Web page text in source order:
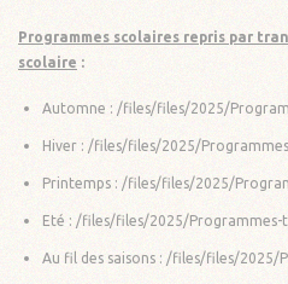
Programmes scolaires repris par
scolaire :
Automne : /files/files/2025/
Hiver : /files/files/2025/
Printemps : /files/files/2025/
Eté : /files/files/2025/Programmes-
Au fil des saisons : /files/files/2025/